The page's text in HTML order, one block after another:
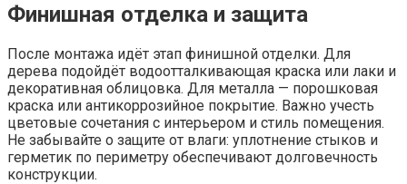
Финишная отделка и защита
После монтажа идёт этап финишной отделки. Для
дерева подойдёт водоотталкивающая краска или лаки и
декоративная облицовка. Для металла — порошковая
краска или антикоррозийное покрытие. Важно учесть
цветовые сочетания с интерьером и стиль помещения.
Не забывайте о защите от влаги: уплотнение стыков и
герметик по периметру обеспечивают долговечность
конструкции.